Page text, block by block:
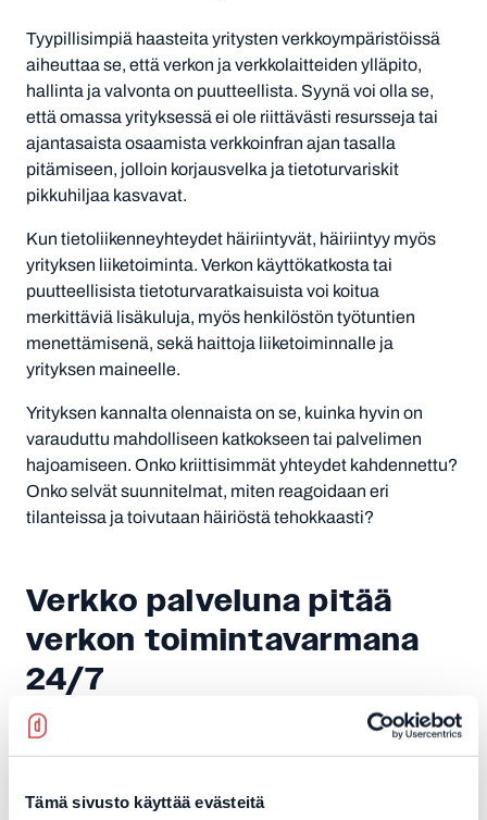
Tämä sivusto käyttää evästeitä
Tyypillisimpiä haasteita yritysten verkkoympäristöissä
aiheuttaa se, että verkon ja verkkolaitteiden ylläpito,
hallinta ja valvonta on puutteellista. Syynä voi olla se,
että omassa yrityksessä ei ole riittävästi resursseja tai
ajantasaista osaamista verkkoinfran ajan tasalla
pitämiseen, jolloin korjausvelka ja tietoturvariskit
pikkuhiljaa kasvavat.
Kun tietoliikenneyhteydet häiriintyvät, häiriintyy myös
yrityksen liiketoiminta. Verkon käyttökatkosta tai
puutteellisista tietoturvaratkaisuista voi koitua
merkittäviä lisäkuluja, myös henkilöstön työtuntien
menettämisenä, sekä haittoja liiketoiminnalle ja
yrityksen maineelle.
Yrityksen kannalta olennaista on se, kuinka hyvin on
varauduttu mahdolliseen katkokseen tai palvelimen
hajoamiseen. Onko kriittisimmät yhteydet kahdennettu?
Onko selvät suunnitelmat, miten reagoidaan eri
tilanteissa ja toivutaan häiriöstä tehokkaasti?
Verkko palvelu­na pitää
verkon toimintavarmana
24/7
Decensin verkkopalveluihin sisältyy niin laitteisto kuin
lisenssit, ylläpito ja monikanavainen tuki,
varalaitepalvelu ja laitevaihto, valvonta sekä reagointi